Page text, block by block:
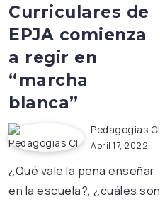
Curriculares de
EPJA comienza
a regir en
“marcha
blanca”
Pedagogias.cl
Abril 17, 2022
¿Qué vale la pena enseñar
en la escuela?, ¿cuáles son